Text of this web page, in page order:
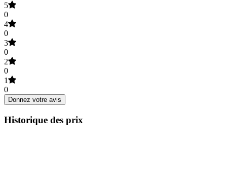
5
0
4
0
3
0
2
0
1
0
Donnez votre avis
Historique des prix